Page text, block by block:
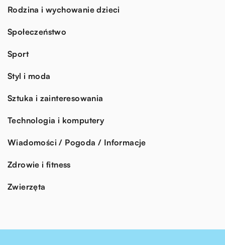
Rodzina i wychowanie dzieci
Społeczeństwo
Sport
Styl i moda
Sztuka i zainteresowania
Technologia i komputery
Wiadomości / Pogoda / Informacje
Zdrowie i fitness
Zwierzęta